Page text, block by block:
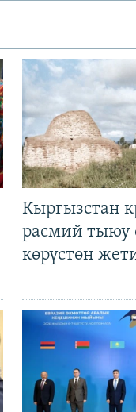
Кыргызстан
расмий тыюу
көрүстөн